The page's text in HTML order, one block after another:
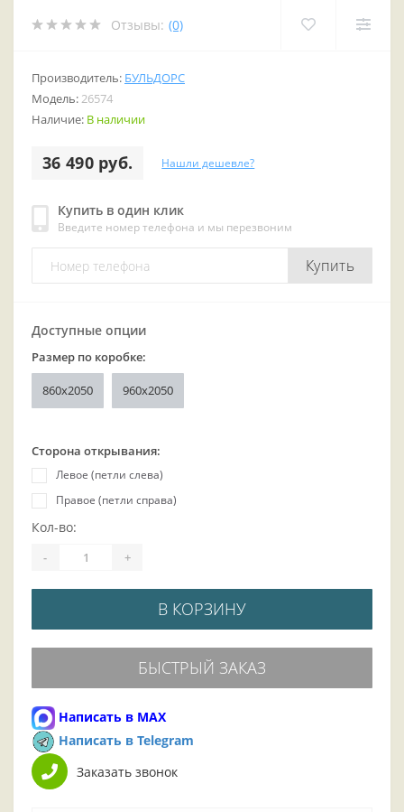
Отзывы: (0)
Производитель: БУЛЬДОРС
Модель:26574
Наличие: В наличии
36 490 руб. Нашли дешевле?
Купить в один клик
Введите номер телефона и мы перезвоним
Купить
Доступные опции
Размер по коробке:
860х2050 960x2050
Сторона открывания:
Левое (петли слева)
Правое (петли справа)
Кол-во:
- +
В КОРЗИНУ
БЫСТРЫЙ ЗАКАЗ
Написать в MAX
Написать в Telegram
Заказать звонок